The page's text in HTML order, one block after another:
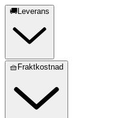
🚚Leverans
🧺Fraktkostnad